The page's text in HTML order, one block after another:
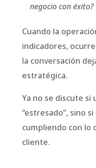
negocio con éxito?
Cuando la
indicadores,
la conversación
estratégica.
Ya no se discute si
“estresado”, sino
cumpliendo con lo
cliente.